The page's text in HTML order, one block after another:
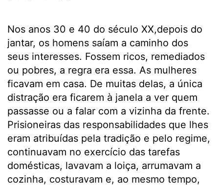
Nos anos 30 e 40 do século XX,depois do
jantar, os homens saíam a caminho dos
seus interesses. Fossem ricos, remediados
ou pobres, a regra era essa. As mulheres
ficavam em casa. De muitas delas, a única
distração era ficarem à janela a ver quem
passasse ou a falar com a vizinha da frente.
Prisioneiras das responsabilidades que lhes
eram atribuídas pela tradição e pelo regime,
continuavam no exercício das tarefas
domésticas, lavavam a loiça, arrumavam a
cozinha, costuravam e, ao mesmo tempo,